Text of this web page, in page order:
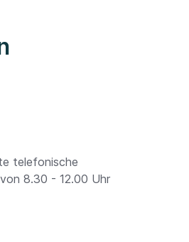
telefonische
8.30 - 12.00 Uhr